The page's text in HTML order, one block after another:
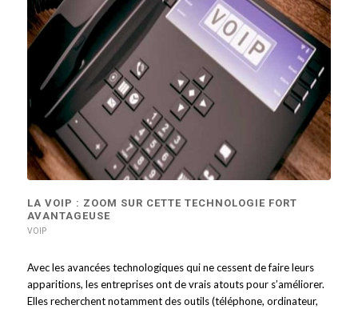
LA VOIP : ZOOM SUR CETTE TECHNOLOGIE FORT
AVANTAGEUSE
VOIP
Avec les avancées technologiques qui ne cessent de faire leurs
apparitions, les entreprises ont de vrais atouts pour s’améliorer.
Elles recherchent notamment des outils (téléphone, ordinateur,